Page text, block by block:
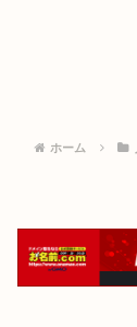
ホーム